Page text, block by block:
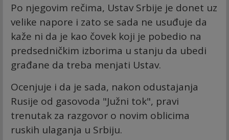
Po njegovim rečima, Ustav Srbije je donet uz
velike napore i zato se sada ne usuđuje da
kaže ni da je kao čovek koji je pobedio na
predsedničkim izborima u stanju da ubedi
građane da treba menjati Ustav.
Ocenjuje i da je sada, nakon odustajanja
Rusije od gasovoda "Južni tok", pravi
trenutak za razgovor o novim oblicima
ruskih ulaganja u Srbiju.